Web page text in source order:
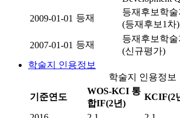
2009-01-01 등재
등재후보학술
(등재후보1차)
2007-01-01 등재
등재후보학술
(신규평가)
학술지 인용정보
학술지 인용정보
기준연도
WOS-KCI 통
합IF(2년)
KCIF(2